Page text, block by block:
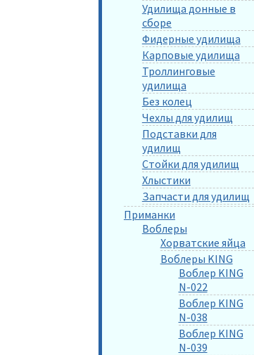
Удилища донные в
сборе
Фидерные удилища
Карповые удилища
Троллинговые
удилища
Без колец
Чехлы для удилищ
Подставки для
удилищ
Стойки для удилищ
Хлыстики
Запчасти для удилищ
Приманки
Воблеры
Хорватские яйца
Воблеры KING
Воблер KING
N-022
Воблер KING
N-038
Воблер KING
N-039